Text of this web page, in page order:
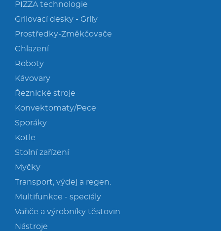
PIZZA technologie
Grilovací desky - Grily
Prostředky-Změkčovače
Chlazení
Roboty
Kávovary
Řeznické stroje
Konvektomaty/Pece
Sporáky
Kotle
Stolní zařízení
Myčky
Transport, výdej a regen.
Multifunkce - speciály
Vařiče a výrobníky těstovin
Nástroje